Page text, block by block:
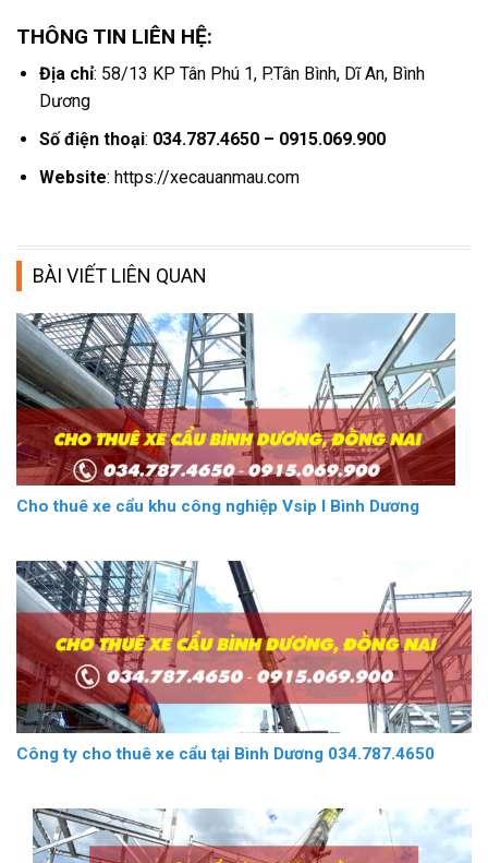
THÔNG TIN LIÊN HỆ:
Địa chỉ: 58/13 KP Tân Phú 1, P.Tân Bình, Dĩ An, Bình
Dương
Số điện thoại: 034.787.4650 – 0915.069.900
Website: https://xecauanmau.com
BÀI VIẾT LIÊN QUAN
Cho thuê xe cẩu khu công nghiệp Vsip I Bình Dương
Công ty cho thuê xe cẩu tại Bình Dương 034.787.4650